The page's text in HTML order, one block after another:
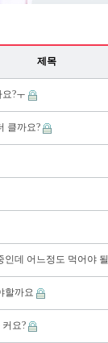
제목
?ㅜ
클까요?
인데 어느정도 먹어야
할까요
요?